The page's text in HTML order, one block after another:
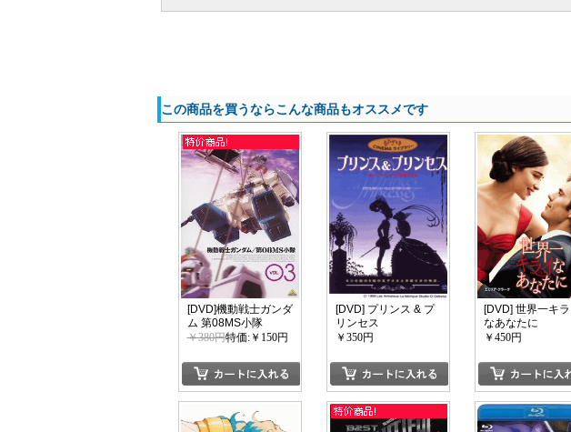
この商品を買うならこんな商品もオススメです
[DVD]機動戦士ガンダ
ム 第08MS小隊
Vol.03「邦画 DVD ア
￥380円特価:￥150円
[DVD] プリンス & プ
リンセス
￥350円
[DVD] 世界一キラ
なあなたに
￥450円